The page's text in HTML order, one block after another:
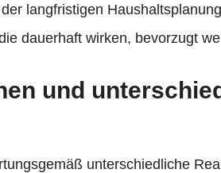
langfristigen
dauerhaft wirken, bevorzugt
und
unterschiedliche